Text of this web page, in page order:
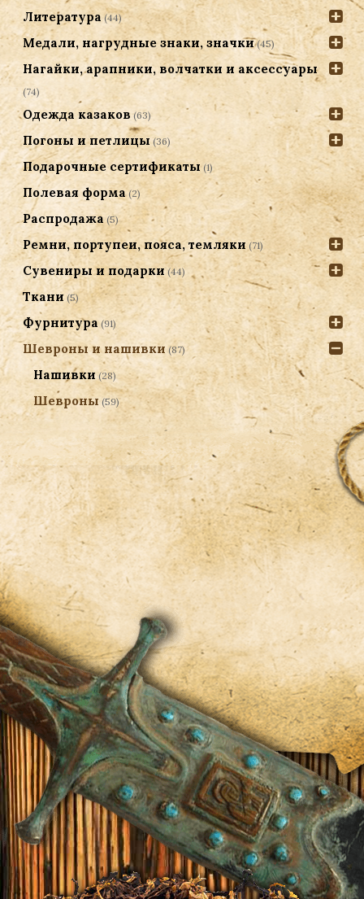
Литература (44)
Медали, нагрудные знаки, значки (45)
Нагайки, арапники, волчатки и аксессуары
(74)
Одежда казаков (63)
Погоны и петлицы (36)
Подарочные сертификаты (1)
Полевая форма (2)
Распродажа (5)
Ремни, портупеи, пояса, темляки (71)
Сувениры и подарки (44)
Ткани (5)
Фурнитура (91)
Шевроны и нашивки (87)
Нашивки (28)
Шевроны (59)